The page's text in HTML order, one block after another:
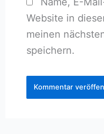
Website in
meinen
speichern.